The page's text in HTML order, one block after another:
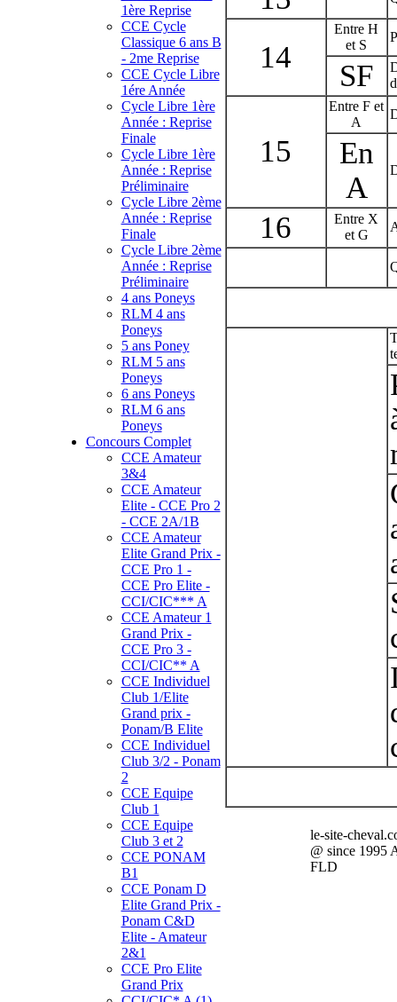
1ère Reprise
CCE Cycle
Classique 6 ans B
- 2me Reprise
CCE Cycle Libre
1ére Année
Cycle Libre 1ère
Année : Reprise
Finale
Cycle Libre 1ère
Année : Reprise
Préliminaire
Cycle Libre 2ème
Année : Reprise
Finale
Cycle Libre 2ème
Année : Reprise
Préliminaire
4 ans Poneys
RLM 4 ans
Poneys
5 ans Poney
RLM 5 ans
Poneys
6 ans Poneys
RLM 6 ans
Poneys
Concours Complet
CCE Amateur
3&4
CCE Amateur
Elite - CCE Pro 2
- CCE 2A/1B
CCE Amateur
Elite Grand Prix -
CCE Pro 1 -
CCE Pro Elite -
CCI/CIC*** A
CCE Amateur 1
Grand Prix -
CCE Pro 3 -
CCI/CIC** A
CCE Individuel
Club 1/Elite
Grand prix -
Ponam/B Elite
CCE Individuel
Club 3/2 - Ponam
2
CCE Equipe
Club 1
CCE Equipe
Club 3 et 2
CCE PONAM
B1
CCE Ponam D
Elite Grand Prix -
Ponam C&D
Elite - Amateur
2&1
CCE Pro Elite
Grand Prix
14
Entre H
et S
SF
15
Entre F et
A
En
A
16
Entre X
et G
le-site-
@ since 1995
FLD